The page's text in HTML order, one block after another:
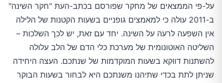
על-פי הממצאים של מחקר שפורסם בכתב-העת "חקר השינה"
ב-2011 עולה כי למאמצים גופניים בשעות הקטנות של הלילה
אין השפעה לרעה על השינה. יחד עם זאת, יש לכך השלכות –
השליטה האוטונומית של מערכת כלי הדם של הלב עלולה
להשתנות דווקא בשעות המוקדמות של שנתכם. העצה היחידה
שניתן לתת בכדי שתיהנו משנתכם היא לבחור בשעות הבוקר